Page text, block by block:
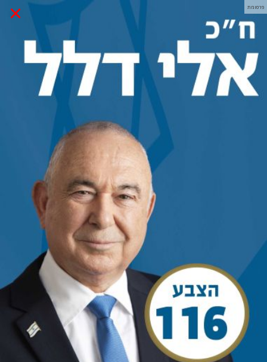
× פרסומת